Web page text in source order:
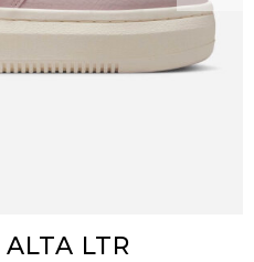
LTR